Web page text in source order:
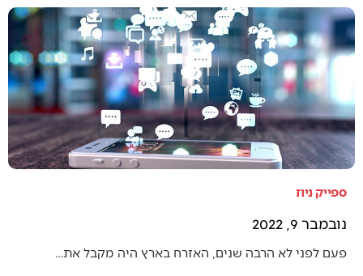
ספייק ניוז
נובמבר 9, 2022
פעם לפני לא הרבה שנים, האזרח בארץ היה מקבל את…